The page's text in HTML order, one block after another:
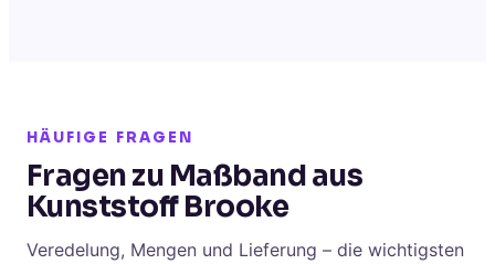
HÄUFIGE FRAGEN
Fragen zu Maßband aus
Kunststoff Brooke
Veredelung, Mengen und Lieferung – die wichtigsten